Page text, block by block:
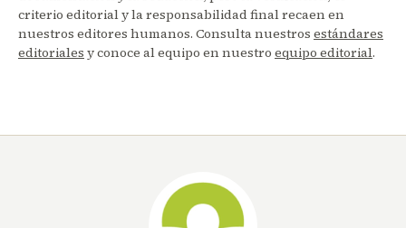
criterio editorial y la responsabilidad final recaen en
nuestros editores humanos. Consulta nuestros estándares
editoriales y conoce al equipo en nuestro equipo editorial.